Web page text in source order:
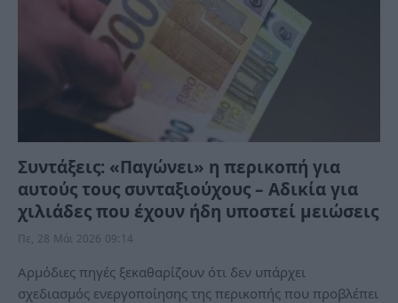
Συντάξεις: «Παγώνει» η περικοπή για
αυτούς τους συνταξιούχους – Αδικία για
χιλιάδες που έχουν ήδη υποστεί μειώσεις
Πε, 28 Μάι 2026 09:14
Aρμόδιες πηγές ξεκαθαρίζουν ότι δεν υπάρχει
σχεδιασμός ενεργοποίησης της περικοπής που προβλέπει